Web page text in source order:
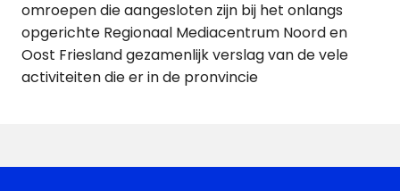
omroepen die aangesloten zijn bij het onlangs
opgerichte Regionaal Mediacentrum Noord en
Oost Friesland gezamenlijk verslag van de vele
activiteiten die er in de pronvincie